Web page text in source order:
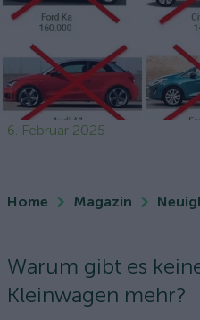
6. Februar 2025
Home Magazin
Warum gibt es
Kleinwagen mehr?